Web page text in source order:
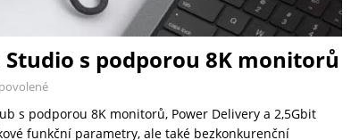
Studio s podporou 8K monitorů
s podporou 8K monitorů, Power Delivery a 2,5Gbit
funkční parametry, ale také bezkonkurenční